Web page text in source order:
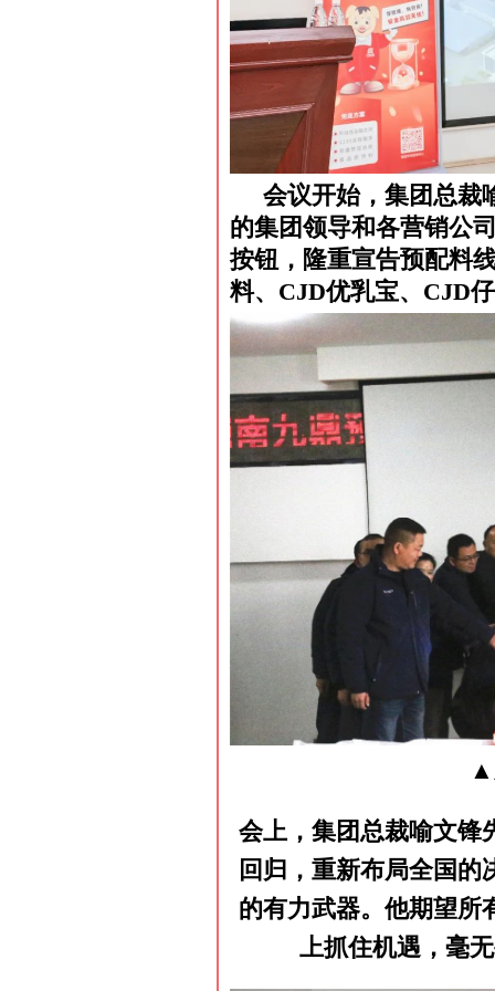
会议开始，集团总裁
的集团领导和各营销公
按钮，隆重宣告预配料
料、CJD优乳宝、CJD
▲
会上，集团总裁喻文锋
回归，重新布局全国的
的有力武器。他期望所
上抓住机遇，毫